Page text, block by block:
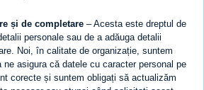
și de completare – Acesta este dreptul de
personale sau de a adăuga detalii
Noi, în calitate de organizație, suntem
ne asigura că datele cu caracter personal pe
corecte și suntem obligați să actualizăm